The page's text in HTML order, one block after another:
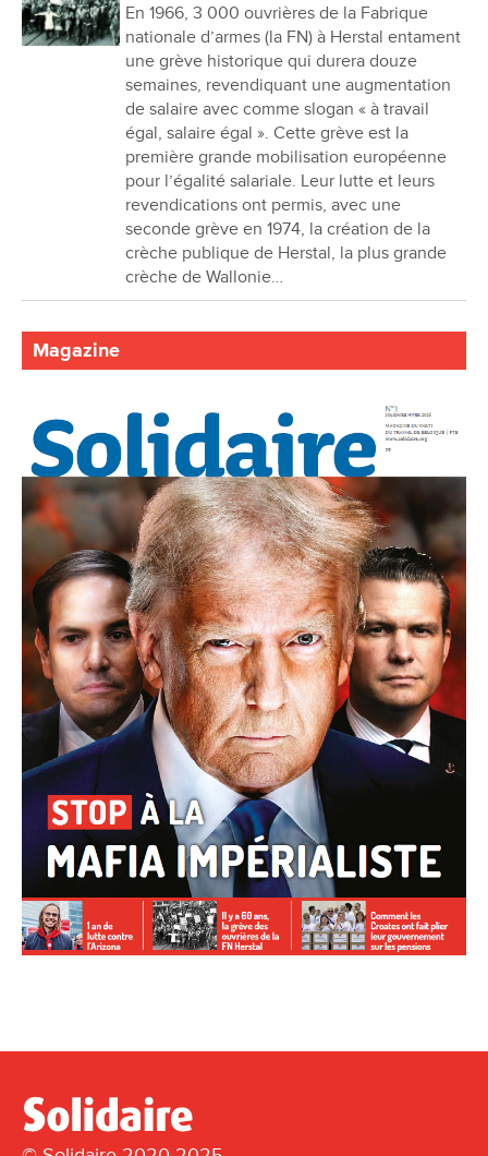
En 1966, 3 000 ouvrières de la Fabrique
nationale d’armes (la FN) à Herstal entament
une grève historique qui durera douze
semaines, revendiquant une augmentation
de salaire avec comme slogan « à travail
égal, salaire égal ». Cette grève est la
première grande mobilisation européenne
pour l’égalité salariale. Leur lutte et leurs
revendications ont permis, avec une
seconde grève en 1974, la création de la
crèche publique de Herstal, la plus grande
crèche de Wallonie…
Magazine